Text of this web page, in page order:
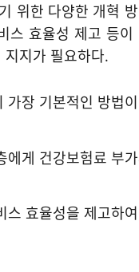
위한 다양한 개혁
스 효율성 제고 등
지가 필요하다.
장 기본적인 방법
게 건강보험료 부
효율성을 제고하